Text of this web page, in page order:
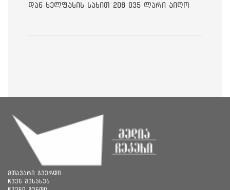
დან ხელფასის სახით 208 035 ლარი აიღო
მთავარი გვერდი
ჩვენ შესახებ
ჩვენი გუნდი